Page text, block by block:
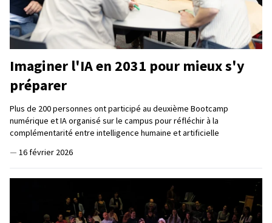
Imaginer l'IA en 2031 pour mieux s'y
préparer
Plus de 200 personnes ont participé au deuxième Bootcamp
numérique et IA organisé sur le campus pour réfléchir à la
complémentarité entre intelligence humaine et artificielle
— 16 février 2026